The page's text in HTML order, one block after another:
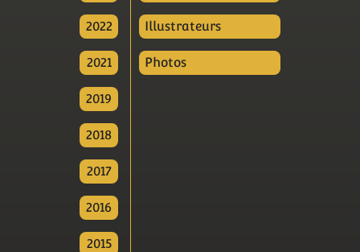
2022
2021
2019
2018
2017
2016
2015
Illustrateurs
Photos